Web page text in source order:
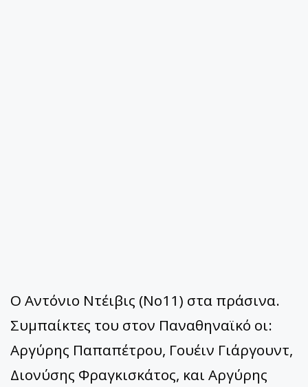
Ο Αντόνιο Ντέιβις (Νο11) στα πράσινα.
Συμπαίκτες του στον Παναθηναϊκό οι:
Αργύρης Παπαπέτρου, Γουέιν Γιάργουντ,
Διονύσης Φραγκισκάτος, και Αργύρης